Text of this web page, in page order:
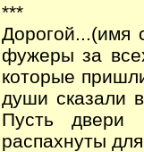
***
Дорогой...(имя
фужеры за
которые
души сказали
Пусть двери
распахнуты